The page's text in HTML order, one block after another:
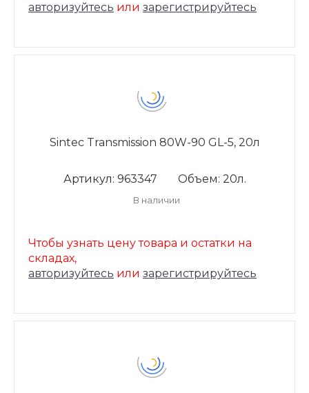
авторизуйтесь или зарегистрируйтесь
Sintec Transmission 80W-90 GL-5, 20л
Артикул: 963347 Объем: 20л.
В наличии
Чтобы узнать цену товара и остатки на
складах,
авторизуйтесь или зарегистрируйтесь